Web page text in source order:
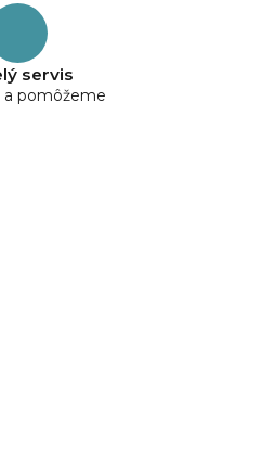
servis
a pomôžeme